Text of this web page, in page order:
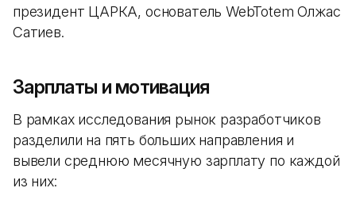
президент ЦАРКА, основатель WebTotem Олжас
Сатиев.
Зарплаты и мотивация
В рамках исследования рынок разработчиков
разделили на пять больших направления и
вывели среднюю месячную зарплату по каждой
из них: